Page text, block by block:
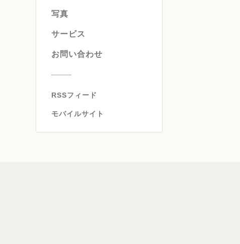
写真
サービス
お問い合わせ
RSSフィード
モバイルサイト